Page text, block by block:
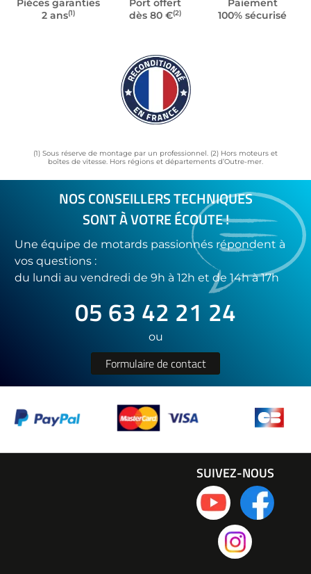
Pièces garanties
2 ans(1)
Port offert
dès 80 €(2)
Paiement
100% sécurisé
(1) Sous réserve de montage par un professionnel. (2) Hors moteurs et
boîtes de vitesse. Hors régions et départements d’Outre-mer.
NOS CONSEILLERS TECHNIQUES
SONT À VOTRE ÉCOUTE !
Une équipe de motards passionnés répondent à
vos questions :
du lundi au vendredi de 9h à 12h et de 14h à 17h
05 63 42 21 24
ou
Formulaire de contact
SUIVEZ-NOUS